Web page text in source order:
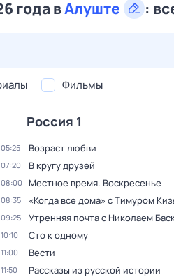
года вАлуште :
Фильмы
Россия 1
05:25 Возраст любви
07:20 В кругу друзей
08:00 Местное время. Воскресенье
08:35 «Когда все дома» с Тимуром
09:25 Утренняя почта с Николаем
10:10 Сто к одному
11:00 Вести
11:50 Рассказы из русской истории